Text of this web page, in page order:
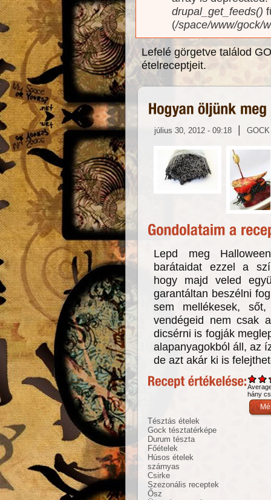
drupal_get_feeds()
(/space/www/gock/
Lefelé görgetve találod
ételreceptjeit.
július 30, 2012 - 09:18 | GOCK
Lepd meg
barátaidat ezzel a
hogy majd veled
garantáltan beszélni
sem mellékesek,
vendégeid nem csak
dicsérni is fogják
alapanyagokból áll, az
de azt akár ki is
hány
Tésztás ételek
Gock tésztatérképe
Durum tészta
Főételek
Húsos ételek
szárnyas
Csirke
Szezonális receptek
Ősz